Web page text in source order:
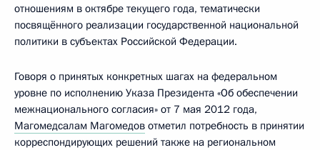
отношениям в октябре текущего года, тематически
посвящённого реализации государственной национальной
политики в субъектах Российской Федерации.
Говоря о принятых конкретных шагах на федеральном
уровне по исполнению Указа Президента «Об обеспечении
межнационального согласия» от 7 мая 2012 года,
Магомедсалам Магомедов отметил потребность в принятии
корреспондирующих решений также на региональном